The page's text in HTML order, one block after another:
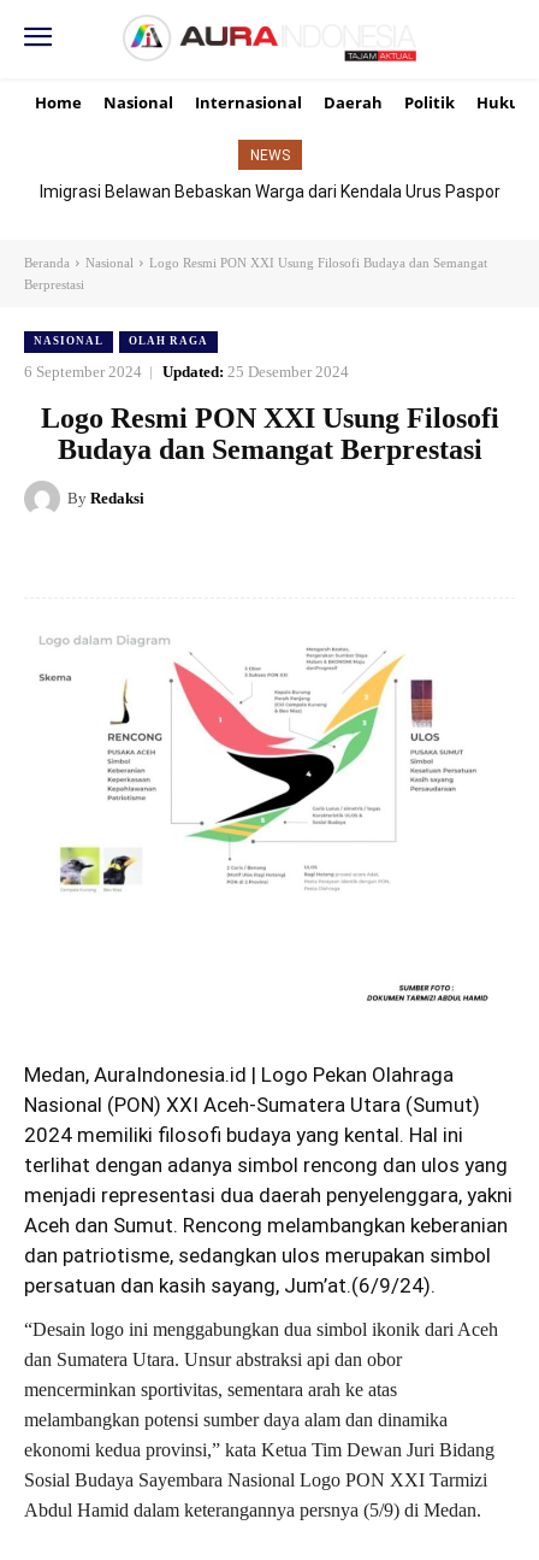
Home Nasional Internasional Daerah Politik Hukum
NEWS
Imigrasi Belawan Bebaskan Warga dari Kendala Urus Paspor
Beranda Nasional
Logo Resmi PON XXI Usung Filosofi Budaya dan Semangat
Berprestasi
NASIONAL OLAH RAGA
6 September 2024 Updated: 25 Desember 2024
Logo Resmi PON XXI Usung Filosofi
Budaya dan Semangat Berprestasi
By Redaksi
Medan, AuraIndonesia.id | Logo Pekan Olahraga
Nasional (PON) XXI Aceh-Sumatera Utara (Sumut)
2024 memiliki filosofi budaya yang kental. Hal ini
terlihat dengan adanya simbol rencong dan ulos yang
menjadi representasi dua daerah penyelenggara, yakni
Aceh dan Sumut. Rencong melambangkan keberanian
dan patriotisme, sedangkan ulos merupakan simbol
persatuan dan kasih sayang, Jum’at.(6/9/24).
“Desain logo ini menggabungkan dua simbol ikonik dari Aceh
dan Sumatera Utara. Unsur abstraksi api dan obor
mencerminkan sportivitas, sementara arah ke atas
melambangkan potensi sumber daya alam dan dinamika
ekonomi kedua provinsi,” kata Ketua Tim Dewan Juri Bidang
Sosial Budaya Sayembara Nasional Logo PON XXI Tarmizi
Abdul Hamid dalam keterangannya persnya (5/9) di Medan.